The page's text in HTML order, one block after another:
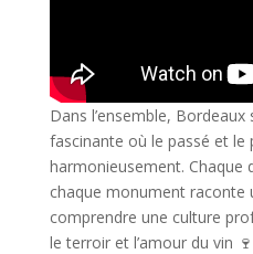
Dans l’ensemble,
fascinante où le passé et le
harmonieusement.
chaque monument raconte
comprendre une culture
le terroir et l’amour du vin